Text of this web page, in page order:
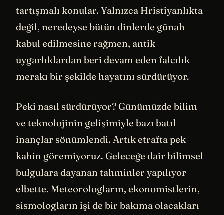
tartışmalı konular. Yalnızca Hristiyanlıkta
değil, neredeyse bütün dinlerde günah
kabul edilmesine rağmen, antik
uygarlıklardan beri devam eden falcılık
merakı bir şekilde hayatını sürdürüyor.
Peki nasıl sürdürüyor? Günümüzde bilim
ve teknolojinin gelişimiyle bazı batıl
inançlar sönümlendi. Artık etrafta pek
kahin göremiyoruz. Geleceğe dair bilimsel
bulgulara dayanan tahminler yapılıyor
elbette. Meteorologların, ekonomistlerin,
sismologların işi de bir bakıma olacakları